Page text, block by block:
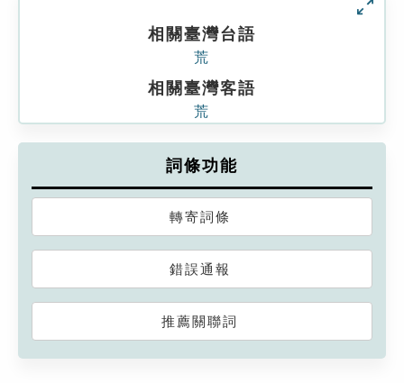
相關臺灣台語
荒
相關臺灣客語
荒
詞條功能
轉寄詞條
錯誤通報
推薦關聯詞